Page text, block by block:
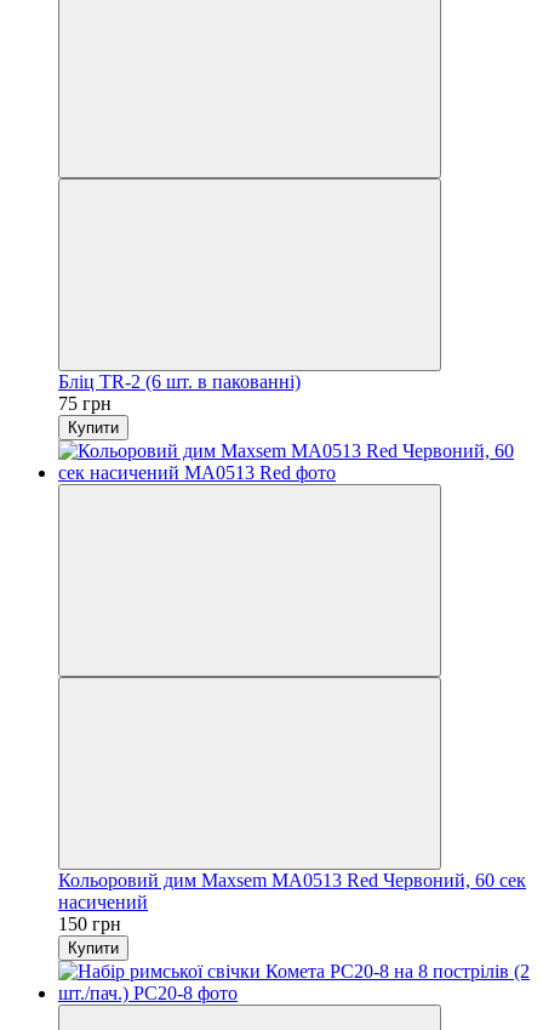
Бліц TR-2 (6 шт. в пакованні)
75 грн
Купити
Кольоровий дим Maxsem MA0513 Red Червоний, 60 сек
насичений
150 грн
Купити